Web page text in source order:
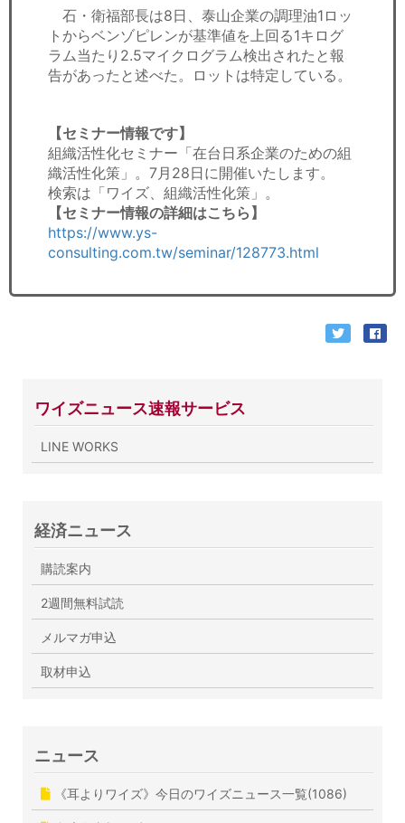
石・衛福部長は8日、泰山企業の調理油1ロッ
トからベンゾピレンが基準値を上回る1キログ
ラム当たり2.5マイクログラム検出されたと報
告があったと述べた。ロットは特定している。
【セミナー情報です】
組織活性化セミナー「在台日系企業のための組
織活性化策」。7月28日に開催いたします。
検索は「ワイズ、組織活性化策」。
【セミナー情報の詳細はこちら】
https://www.ys-
consulting.com.tw/seminar/128773.html
ワイズニュース速報サービス
LINE WORKS
経済ニュース
購読案内
2週間無料試読
メルマガ申込
取材申込
ニュース
《耳よりワイズ》今日のワイズニュース一覧(1086)